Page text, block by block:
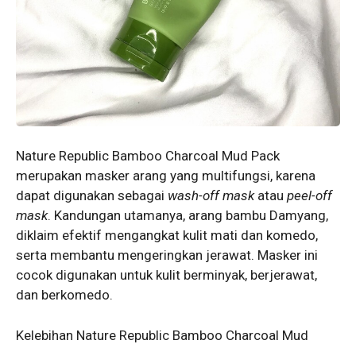
Nature Republic Bamboo Charcoal Mud Pack
merupakan masker arang yang multifungsi, karena
dapat digunakan sebagai wash-off maskatau peel-off
mask. Kandungan utamanya, arang bambu Damyang,
diklaim efektif mengangkat kulit mati dan komedo,
serta membantu mengeringkan jerawat. Masker ini
cocok digunakan untuk kulit berminyak, berjerawat,
dan berkomedo.
Kelebihan Nature Republic Bamboo Charcoal Mud